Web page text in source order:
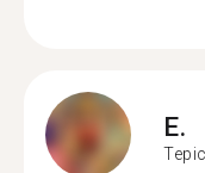
E.
Tepic